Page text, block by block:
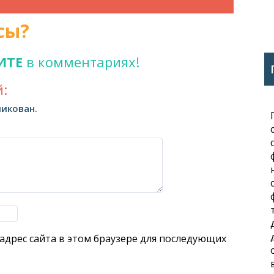
в комментариях!
сайта в этом браузере для последующих